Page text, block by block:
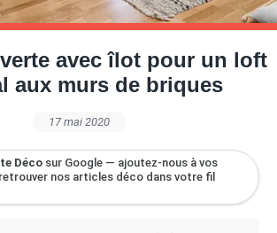
Tiny House
avec îlot pour un loft
aux murs de briques
17 mai 2020
Déco sur Google — ajoutez-nous à vos
nos articles déco dans votre fil